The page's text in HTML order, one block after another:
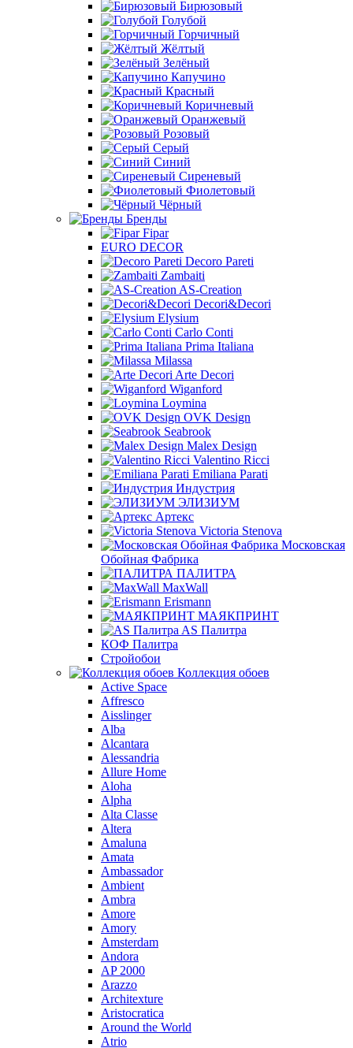
Бирюзовый
Голубой
Горчичный
Жёлтый
Зелёный
Капучино
Красный
Коричневый
Оранжевый
Розовый
Серый
Синий
Сиреневый
Фиолетовый
Чёрный
Бренды
Fipar
EURO DECOR
Decoro Pareti
Zambaiti
AS-Creation
Decori&Decori
Elysium
Carlo Conti
Prima Italiana
Milassa
Arte Decori
Wiganford
Loymina
OVK Design
Seabrook
Malex Design
Valentino Ricci
Emiliana Parati
Индустрия
ЭЛИЗИУМ
Артекс
Victoria Stenova
Московская
Обойная Фабрика
ПАЛИТРА
MaxWall
Erismann
МАЯКПРИНТ
AS Палитра
КОФ Палитра
Стройобои
Коллекция обоев
Active Space
Affresco
Aisslinger
Alba
Alcantara
Alessandria
Allure Home
Aloha
Alpha
Alta Classe
Altera
Amaluna
Amata
Ambassador
Ambient
Ambra
Amore
Amory
Amsterdam
Andora
AP 2000
Arazzo
Architexture
Aristocratica
Around the World
Atrio